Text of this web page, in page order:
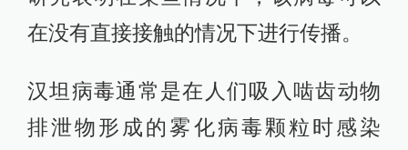
在没有直接接触的情况下进行传播。
汉坦病毒通常是在人们吸入啮齿动物
排泄物形成的雾化病毒颗粒时感染